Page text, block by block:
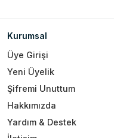
Kurumsal
Üye Girişi
Yeni Üyelik
Şifremi Unuttum
Hakkımızda
Yardım & Destek